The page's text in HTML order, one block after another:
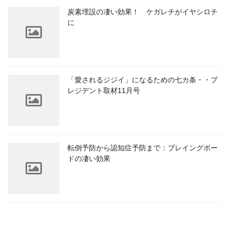
炭素埋設の凄い効果！ ケガレチがイヤシロチ
に
「愛されるジジイ」になるための七カ条・・プ
レジデント取材11月号
転倒予防から認知症予防まで：ブレイングボー
ドの凄い効果